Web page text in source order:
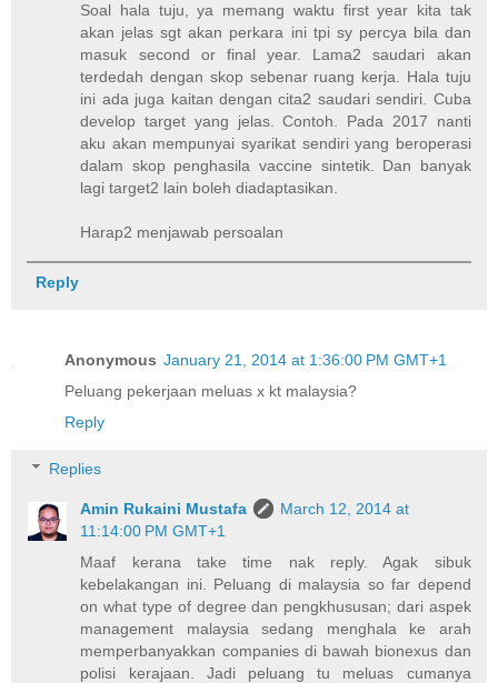
Soal hala tuju, ya memang waktu first year kita tak
akan jelas sgt akan perkara ini tpi sy percya bila dan
masuk second or final year. Lama2 saudari akan
terdedah dengan skop sebenar ruang kerja. Hala tuju
ini ada juga kaitan dengan cita2 saudari sendiri. Cuba
develop target yang jelas. Contoh. Pada 2017 nanti
aku akan mempunyai syarikat sendiri yang beroperasi
dalam skop penghasila vaccine sintetik. Dan banyak
lagi target2 lain boleh diadaptasikan.
Harap2 menjawab persoalan
Reply
Anonymous January 21, 2014 at 1:36:00 PM GMT+1
Peluang pekerjaan meluas x kt malaysia?
Reply
Replies
Amin Rukaini Mustafa
March 12, 2014 at
11:14:00 PM GMT+1
Maaf kerana take time nak reply. Agak sibuk
kebelakangan ini. Peluang di malaysia so far depend
on what type of degree dan pengkhususan; dari aspek
management malaysia sedang menghala ke arah
memperbanyakkan companies di bawah bionexus dan
polisi kerajaan. Jadi peluang tu meluas cumanya